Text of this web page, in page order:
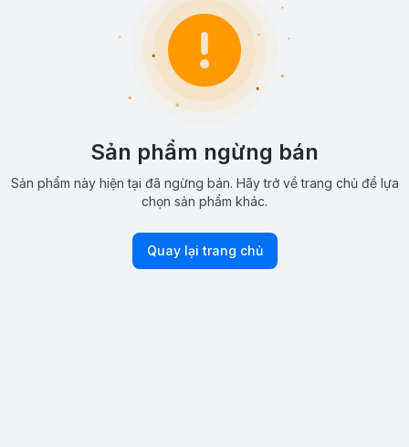
Sản phẩm ngừng bán
Sản phẩm này hiện tại đã ngừng bán. Hãy trở về trang chủ để lựa
chọn sản phẩm khác.
Quay lại trang chủ